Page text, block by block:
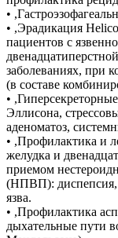
•
• ,Эрадикация
пациентов с
заболеваниях, при
(в составе
•
Эллисона,
аденоматоз,
• ,Профилактика и
желудка и
приемом
(НПВП): диспепсия,
язва.
• ,Профилактика
дыхательные пути